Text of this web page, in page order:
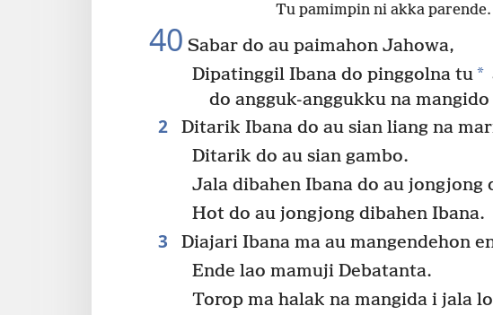
Tu pamimpin ni akka parende.
40 Sabar do au paimahon Jahowa,
Dipatinggil Ibana do pinggolna tu*
do angguk-anggukku na
2
Ditarik Ibana do au sian liang na
Ditarik do au sian gambo.
Jala dibahen Ibana do au jongjong
Hot do au jongjong dibahen Ibana.
3 Diajari Ibana ma au mangendehon
Ende lao mamuji Debatanta.
Torop ma halak na mangida i jala